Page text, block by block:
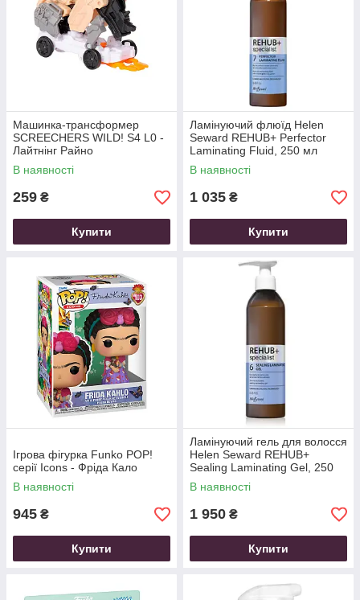
Машинка-трансформер
SCREECHERS WILD! S4 L0 -
Лайтнінг Райно
В наявності
259 ₴
Купити
Ламінуючий флюїд Helen
Seward REHUB+ Perfector
Laminating Fluid, 250 мл
В наявності
1 035 ₴
Купити
Ігрова фігурка Funko POP!
серії Icons - Фріда Кало
В наявності
945 ₴
Купити
Ламінуючий гель для волосся
Helen Seward REHUB+
Sealing Laminating Gel, 250
мл
В наявності
1 950 ₴
Купити